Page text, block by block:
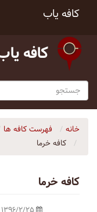
کافه یاب
کافه
خانه فهرست کافه ها
کافه خرما
کافه خرما